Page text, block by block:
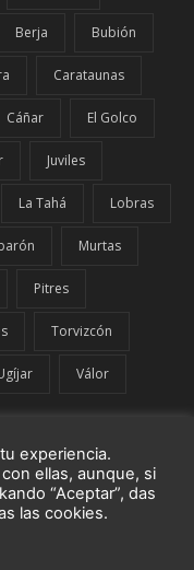
Berja Bubión
Carataunas
Cáñar El Golco
Juviles
La Tahá Lobras
Murtas
Pitres
Torvizcón
Válor
los derechos
experiencia.
ellas, aunque, si
“Aceptar”, das
las cookies.